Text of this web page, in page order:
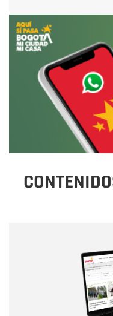
Correo